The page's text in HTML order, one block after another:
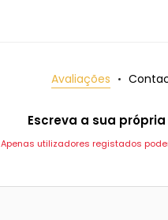
Avaliações
Escreva a sua
Apenas utilizadores registados